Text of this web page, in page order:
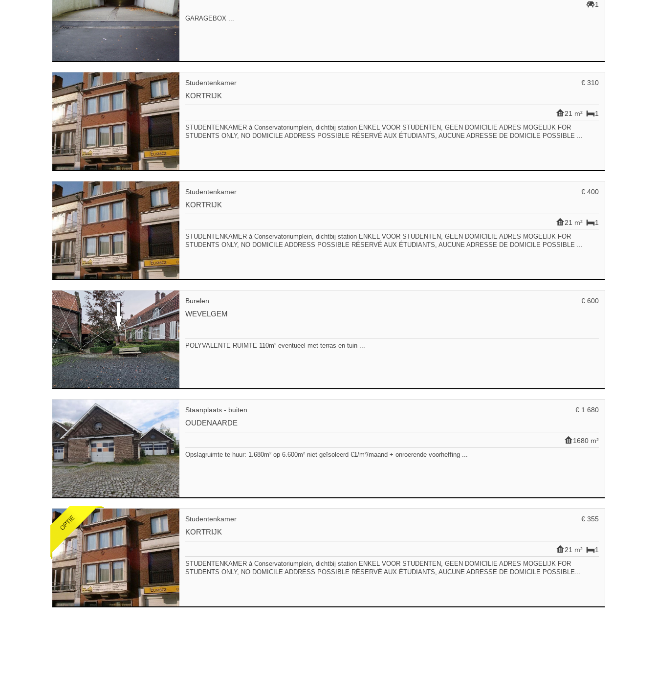
1
GARAGEBOX ...
Studentenkamer € 310
KORTRIJK
1
21 m²
STUDENTENKAMER à Conservatoriumplein, dichtbij station ENKEL VOOR STUDENTEN, GEEN DOMICILIE ADRES MOGELIJK FOR
STUDENTS ONLY, NO DOMICILE ADDRESS POSSIBLE RÉSERVÉ AUX ÉTUDIANTS, AUCUNE ADRESSE DE DOMICILE POSSIBLE ...
Studentenkamer € 400
KORTRIJK
1
21 m²
STUDENTENKAMER à Conservatoriumplein, dichtbij station ENKEL VOOR STUDENTEN, GEEN DOMICILIE ADRES MOGELIJK FOR
STUDENTS ONLY, NO DOMICILE ADDRESS POSSIBLE RÉSERVÉ AUX ÉTUDIANTS, AUCUNE ADRESSE DE DOMICILE POSSIBLE ...
Burelen € 600
WEVELGEM
POLYVALENTE RUIMTE 110m² eventueel met terras en tuin ...
Staanplaats - buiten € 1.680
OUDENAARDE
1680 m²
Opslagruimte te huur: 1.680m² op 6.600m² niet geïsoleerd €1/m²/maand + onroerende voorheffing ...
Studentenkamer € 355
KORTRIJK
1
21 m²
STUDENTENKAMER à Conservatoriumplein, dichtbij station ENKEL VOOR STUDENTEN, GEEN DOMICILIE ADRES MOGELIJK FOR
STUDENTS ONLY, NO DOMICILE ADDRESS POSSIBLE RÉSERVÉ AUX ÉTUDIANTS, AUCUNE ADRESSE DE DOMICILE POSSIBLE...